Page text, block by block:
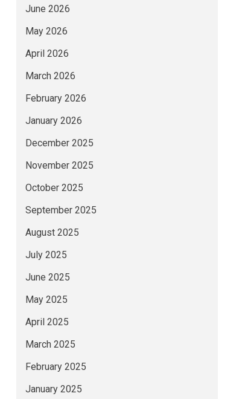
June 2026
May 2026
April 2026
March 2026
February 2026
January 2026
December 2025
November 2025
October 2025
September 2025
August 2025
July 2025
June 2025
May 2025
April 2025
March 2025
February 2025
January 2025